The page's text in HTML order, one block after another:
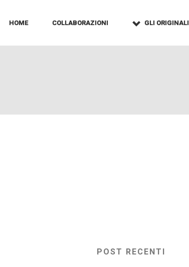
HOME COLLABORAZIONI GLI ORIGINALI
POST RECENTI